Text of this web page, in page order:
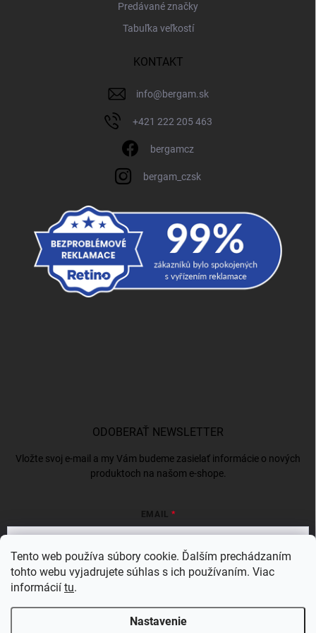
Tento web používa súbory cookie. Ďalším prechádzaním
tohto webu vyjadrujete súhlas s ich používaním. Viac
informácií tu.
Nastavenie
Predávané značky
Tabuľka veľkostí
KONTAKT
info@bergam.sk
+421 222 205 463
bergamcz
bergam_czsk
ODOBERAŤ NEWSLETTER
Vložte svoj e-mail a my Vám budeme zasielať informácie o nových
produktoch na našom e-shope.
EMAIL
Vložením e-mailu súhlasíte s
Prihlásiť sa